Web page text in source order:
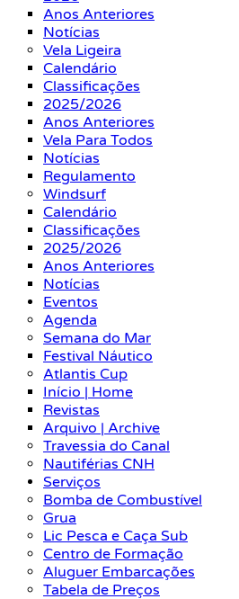
Anos Anteriores
Notícias
Vela Ligeira
Calendário
Classificações
2025/2026
Anos Anteriores
Vela Para Todos
Notícias
Regulamento
Windsurf
Calendário
Classificações
2025/2026
Anos Anteriores
Notícias
Eventos
Agenda
Semana do Mar
Festival Náutico
Atlantis Cup
Início | Home
Revistas
Arquivo | Archive
Travessia do Canal
Nautiférias CNH
Serviços
Bomba de Combustível
Grua
Lic Pesca e Caça Sub
Centro de Formação
Aluguer Embarcações
Tabela de Preços